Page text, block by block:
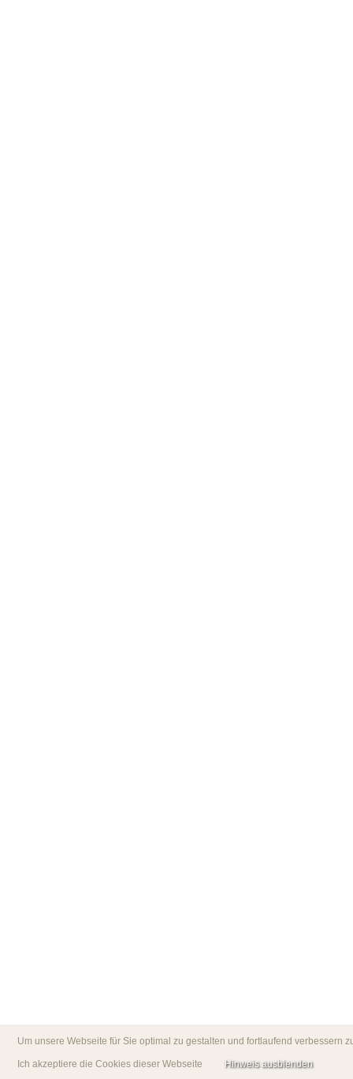
Um unsere Webseite für Sie optimal zu gestalten und fortlaufend
Ich akzeptiere die Cookies dieser Webseite Hinweis ausblenden